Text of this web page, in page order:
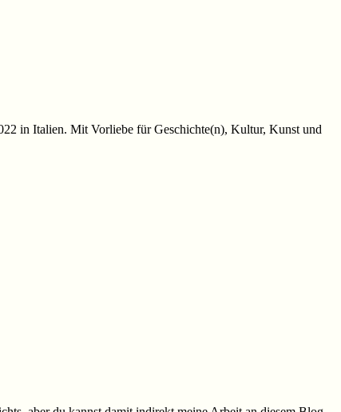
in Italien. Mit Vorliebe für Geschichte(n), Kultur, Kunst und